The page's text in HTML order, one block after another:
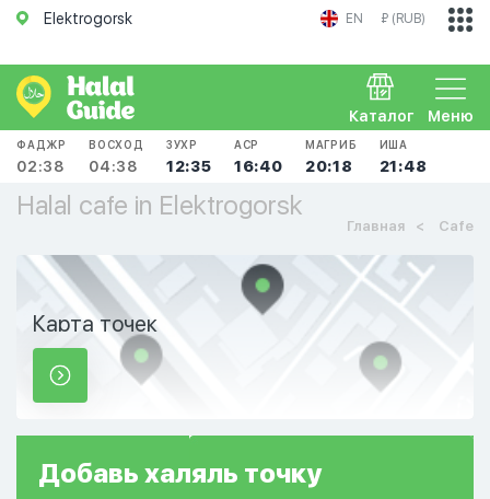
Elektrogorsk EN ₽ (RUB)
Меню
Каталог
ФАДЖР
02:38
ВОСХОД
04:38
ЗУХР
12:35
АСР
16:40
МАГРИБ
20:18
ИША
21:48
Halal cafe in Elektrogorsk
Главная Cafe
Карта точек
Добавь халяль точку